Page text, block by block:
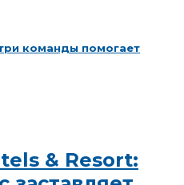
команды помогает
& Resort: